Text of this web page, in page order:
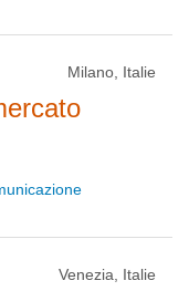
Milano, Italie
Venezia, Italie